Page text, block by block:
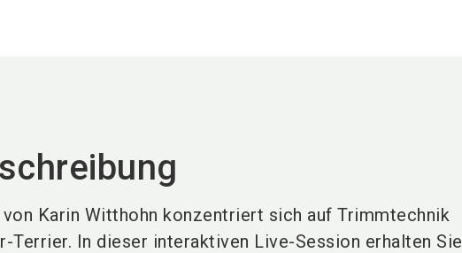
Karin Witthohn konzentriert sich auf Trimmtechnik
Terrier. In dieser interaktiven Live-Session erhalten Sie